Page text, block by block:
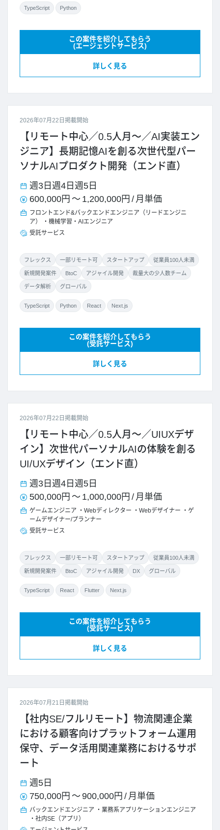
TypeScript Python
詳しく見る
この案件を紹介してもらう
(エージェントサービス)
2026年07月22日掲載開始
【リモート中心／0.5人月～／AI実装エン
ジニア】長期記憶AIを創る次世代型パー
ソナルAIプロダクト開発（エンド直）
週3日 週4日 週5日
600,000円 ～ 1,200,000円 / 月単価
フロントエンド&バックエンドエンジニア（リードエンジニ
ア）
機械学習・AIエンジニア
受託サービス
フレックス 一部リモート可 スタートアップ 従業員100人未満
新規開発案件 BtoC アジャイル開発 裁量大の少人数チーム
データ解析 グローバル
TypeScript Python React Next.js
詳しく見る
この案件を紹介してもらう
(受託サービス)
2026年07月22日掲載開始
【リモート中心／0.5人月～／UIUXデザ
イン】次世代パーソナルAIの体験を創る
UI/UXデザイン（エンド直）
週3日 週4日 週5日
500,000円 ～ 1,000,000円 / 月単価
ゲームエンジニア Webディレクター Webデザイナー
ゲ
ームデザイナー/プランナー
受託サービス
フレックス 一部リモート可 スタートアップ 従業員100人未満
新規開発案件 BtoC アジャイル開発 DX グローバル
TypeScript React Flutter Next.js
詳しく見る
この案件を紹介してもらう
(受託サービス)
2026年07月21日掲載開始
【社内SE/フルリモート】物流関連企業
における顧客向けプラットフォーム運用
保守、データ活用関連業務におけるサポ
ート
週5日
750,000円 ～ 900,000円 / 月単価
バックエンドエンジニア
業務系アプリケーションエンジニア
社内SE（アプリ）